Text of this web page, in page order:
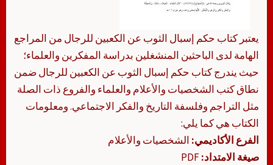
يعتبر كتاب حكم إسبال الثوب عن الكعبين للرجال من المراجع
الهامة لدى الباحثين المنشغلين بدراسة المفكرين والعلماء؛
حيث يندرج كتاب حكم إسبال الثوب عن الكعبين للرجال ضمن
نطاق كتب الشخصيات والأعلام والعلماء والفروع ذات الصلة
مثل التراجم وفلسفة التاريخ والفكر الاجتماعي. ومعلومات
الكتاب هي كما يلي:
الفرع الأكاديمي: الشخصيات والأعلام
صيغة الامتداد: